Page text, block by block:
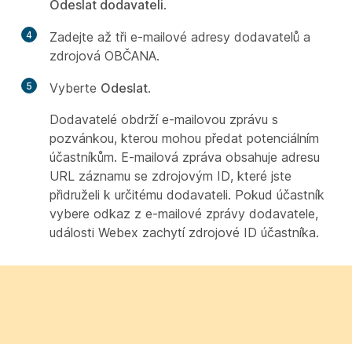
Odeslat dodavateli.
4
Zadejte až tři e-mailové adresy dodavatelů a
zdrojová OBČANA.
5 Vyberte Odeslat.
Dodavatelé obdrží e-mailovou zprávu s
pozvánkou, kterou mohou předat potenciálním
účastníkům. E-mailová zpráva obsahuje adresu
URL záznamu se zdrojovým ID, které jste
přidruželi k určitému dodavateli. Pokud účastník
vybere odkaz z e-mailové zprávy dodavatele,
události Webex zachytí zdrojové ID účastníka.